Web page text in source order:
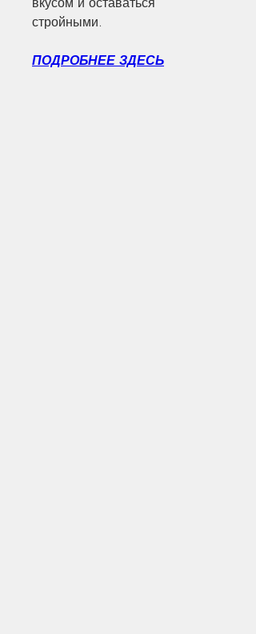
стройными.
ПОДРОБНЕЕ ЗДЕСЬ